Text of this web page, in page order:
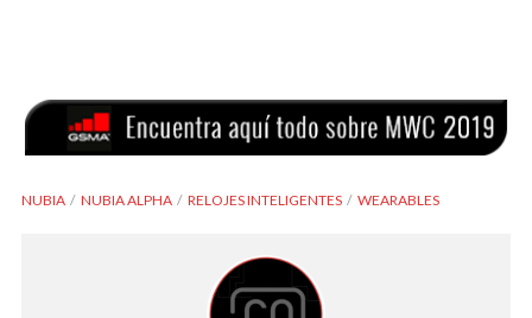
NUBIA NUBIA ALPHA RELOJES INTELIGENTES WEARABLES